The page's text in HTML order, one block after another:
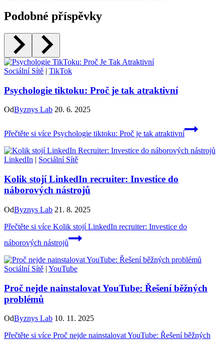
Podobné příspěvky
Sociální Sítě | TikTok
Psychologie tiktoku: Proč je tak atraktivní
OdByznys Lab 20. 6. 2025
Přečtěte si více Psychologie tiktoku: Proč je tak atraktivní
LinkedIn | Sociální Sítě
Kolik stojí LinkedIn recruiter: Investice do
náborových nástrojů
OdByznys Lab 21. 8. 2025
Přečtěte si více Kolik stojí LinkedIn recruiter: Investice do
náborových nástrojů
Sociální Sítě | YouTube
Proč nejde nainstalovat YouTube: Řešení běžných
problémů
OdByznys Lab 10. 11. 2025
Přečtěte si více Proč nejde nainstalovat YouTube: Řešení běžných